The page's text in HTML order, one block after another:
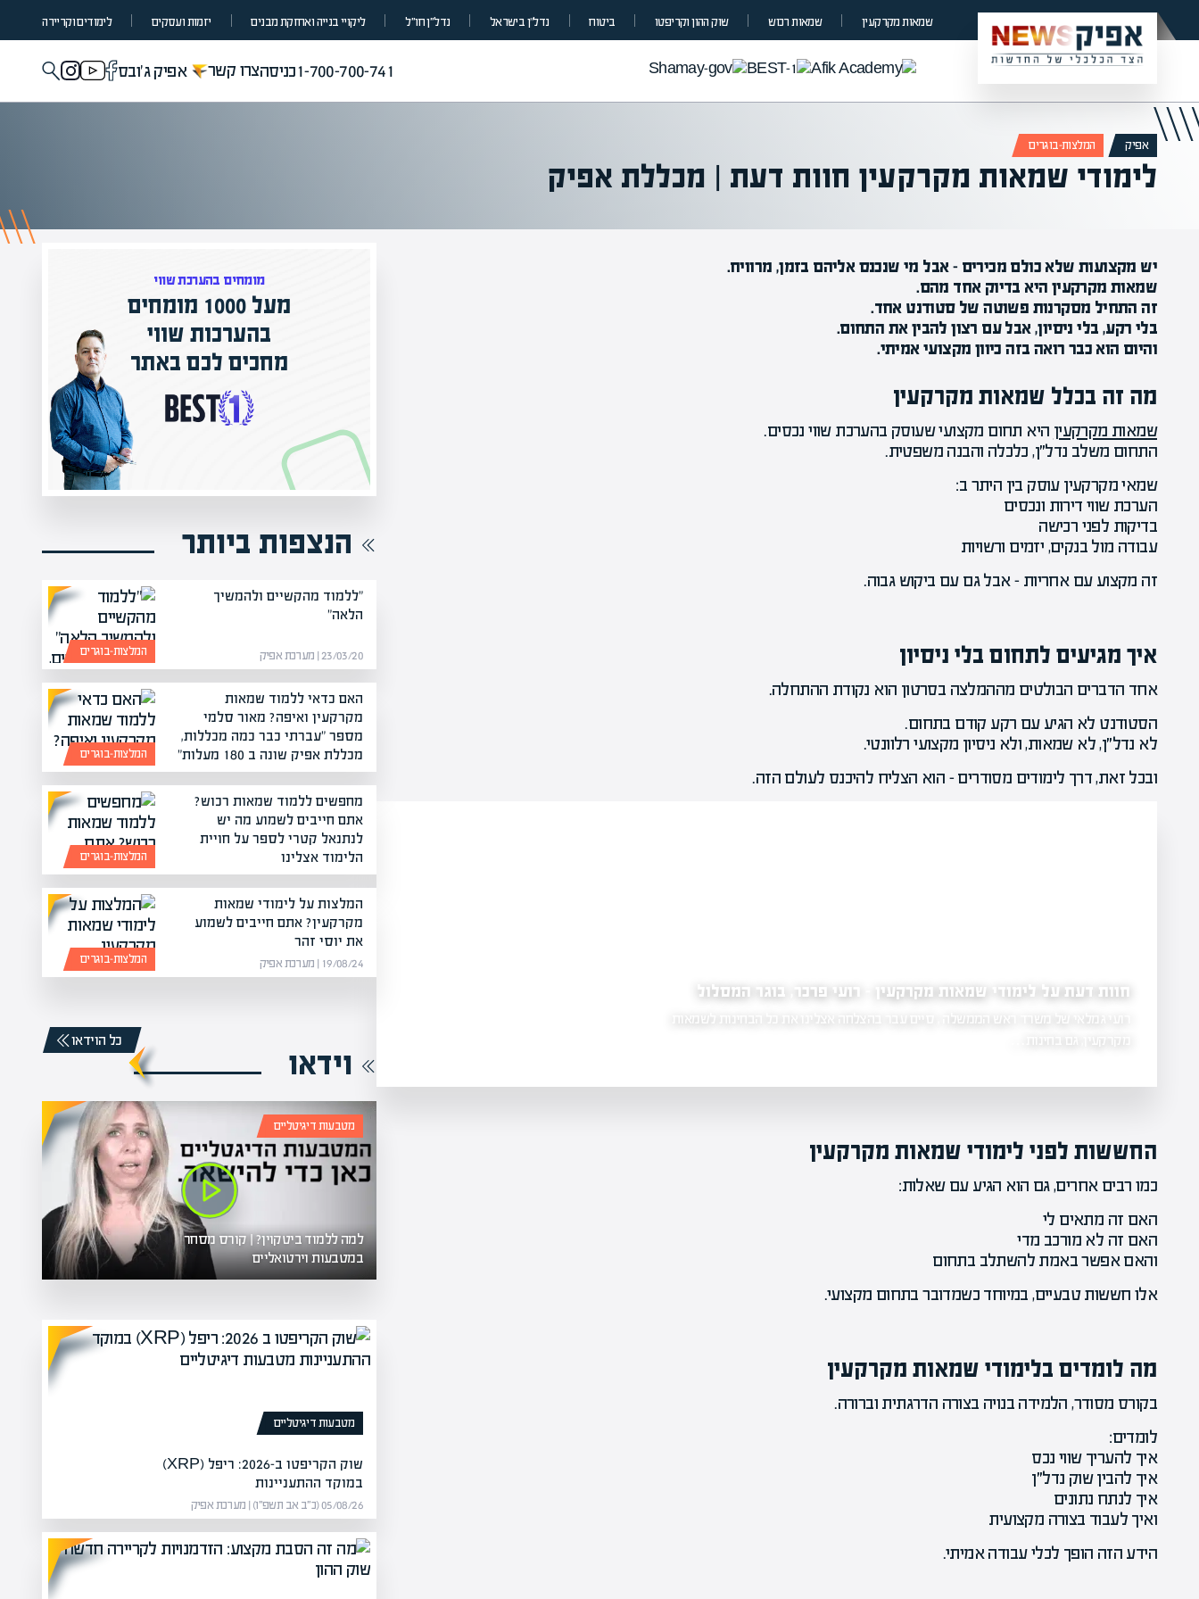
שמאות מקרקעין שמאות רכוש שוק ההון וקריפטו ביטוח נדל”ן בישראל נדל״ן חו״ל ליקויי בנייה ואחזקת מבנים יזמות ועסקים לימודים וקריירה
1-700-700-741כניסהצרו קשר אפיק ג'ובס
אפיק המלצות-בוגרים
לימודי שמאות מקרקעין חוות דעת | מכללת אפיק
יש מקצועות שלא כולם מכירים – אבל מי שנכנס אליהם בזמן, מרוויח.
שמאות מקרקעין היא בדיוק אחד מהם.
זה התחיל מסקרנות פשוטה של סטודנט אחד.
בלי רקע, בלי ניסיון, אבל עם רצון להבין את התחום.
והיום הוא כבר רואה בזה כיוון מקצועי אמיתי.
מה זה בכלל שמאות מקרקעין
שמאות מקרקעין היא תחום מקצועי שעוסק בהערכת שווי נכסים.
התחום משלב נדל״ן, כלכלה והבנה משפטית.
שמאי מקרקעין עוסק בין היתר ב:
הערכת שווי דירות ונכסים
בדיקות לפני רכישה
עבודה מול בנקים, יזמים ורשויות
זה מקצוע עם אחריות – אבל גם עם ביקוש גבוה.
איך מגיעים לתחום בלי ניסיון
אחד הדברים הבולטים מההמלצה בסרטון הוא נקודת ההתחלה.
הסטודנט לא הגיע עם רקע קודם בתחום.
לא נדל״ן, לא שמאות, ולא ניסיון מקצועי רלוונטי.
ובכל זאת, דרך לימודים מסודרים – הוא הצליח להיכנס לעולם הזה.
לימודי שמאות מקרקעין המלצות – אפי אהרון, שמאי מקרקעין
החששות לפני לימודי שמאות מקרקעין
כמו רבים אחרים, גם הוא הגיע עם שאלות:
האם זה מתאים לי
האם זה לא מורכב מדי
והאם אפשר באמת להשתלב בתחום
אלו חששות טבעיים, במיוחד כשמדובר בתחום מקצועי.
מה לומדים בלימודי שמאות מקרקעין
בקורס מסודר, הלמידה בנויה בצורה הדרגתית וברורה.
לומדים:
איך להעריך שווי נכס
איך להבין שוק נדל״ן
איך לנתח נתונים
ואיך לעבוד בצורה מקצועית
הידע הזה הופך לכלי עבודה אמיתי.
בהערכות שווי
מחכים לכם באתר
המרצים
מחכים לכם
הקריירה החדשה
הנצפות ביותר
המלצות-בוגרים
"ללמוד מהקשיים ולהמשיך
הלאה"
23/03/20 | מערכת אפיק
המלצות-בוגרים
האם כדאי ללמוד שמאות
מקרקעין ואיפה? מאור סלמי
מספר "עברתי כבר כמה מכללות,
מכללת אפיק שונה ב 180 מעלות"
המלצות-בוגרים
מחפשים ללמוד שמאות רכוש?
אתם חייבים לשמוע מה יש
לנתנאל קטרי לספר על חויית
הלימוד אצלינו
המלצות-בוגרים
המלצות על לימודי שמאות
מקרקעין? אתם חייבים לשמוע
את יוסי זהר
19/08/24 | מערכת אפיק
וידאו
כל הוידאו
מטבעות דיגיטליים
למה ללמוד ביטקוין? | קורס מסחר
במטבעות וירטואליים
מטבעות דיגיטליים
שוק הקריפטו ב-2026: ריפל (XRP)
במוקד ההתעניינות
05/08/26 (כ״ב אב תשפ״ו) | מערכת אפיק